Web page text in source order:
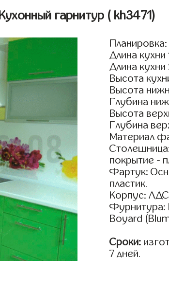
Кухонный гарнитур ( kh3471)
Длина кухни
Длина
Высота
Высота
Глубина
Высота
Глубина
Материал
покрытие -
Фартук:
пластик.
Корпус:
Фурнитура:
Boyard
Сроки:
7 дней.